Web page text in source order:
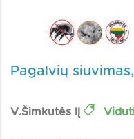
Pagalvių
V.Šimkutės IĮ